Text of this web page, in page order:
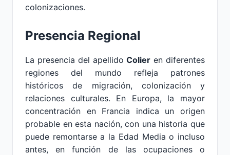
colonizaciones.
Presencia Regional
La presencia del apellidoColier en diferentes
regiones del mundo refleja patrones
históricos de migración, colonización y
relaciones culturales. En Europa, la mayor
concentración en Francia indica un origen
probable en esta nación, con una historia que
puede remontarse a la Edad Media o incluso
antes, en función de las ocupaciones o